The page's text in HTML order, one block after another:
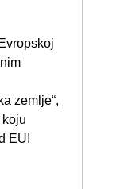
zemlje“,
EU!